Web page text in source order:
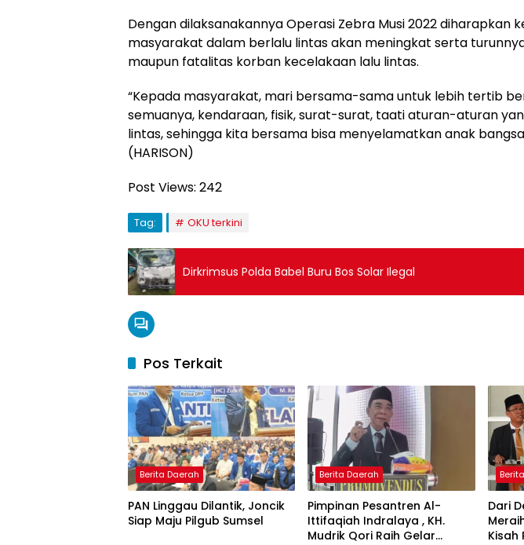
Dengan dilaksanakannya Operasi Zebra Musi 2022 diharapkan
masyarakat dalam berlalu lintas akan meningkat serta
maupun fatalitas korban kecelakaan lalu lintas.
“Kepada masyarakat, mari bersama-sama untuk lebih tertib
semuanya, kendaraan, fisik, surat-surat, taati aturan-aturan
lintas, sehingga kita bersama bisa menyelamatkan anak
(HARISON)
Post Views: 242
Tag: OKU terkini
Dirkrimsus Polda Babel Buru Bos Solar Ilegal
Pos Terkait
Berita Daerah
PAN Linggau Dilantik, Joncik
Siap Maju Pilgub Sumsel
Berita Daerah
Pimpinan Pesantren Al-
Ittifaqiah Indralaya , KH.
Mudrik Qori Raih Gelar
Dari
Kisah